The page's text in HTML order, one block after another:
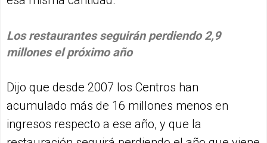
Los restaurantes seguirán perdiendo 2,9
millones el próximo año
Dijo que desde 2007 los Centros han
acumulado más de 16 millones menos en
ingresos respecto a ese año, y que la